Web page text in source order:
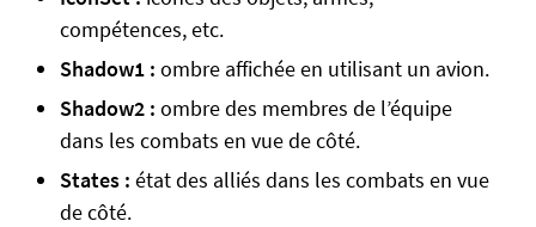
compétences, etc.
Shadow1 : ombre affichée en utilisant un avion.
Shadow2 : ombre des membres de l’équipe
dans les combats en vue de côté.
States : état des alliés dans les combats en vue
de côté.